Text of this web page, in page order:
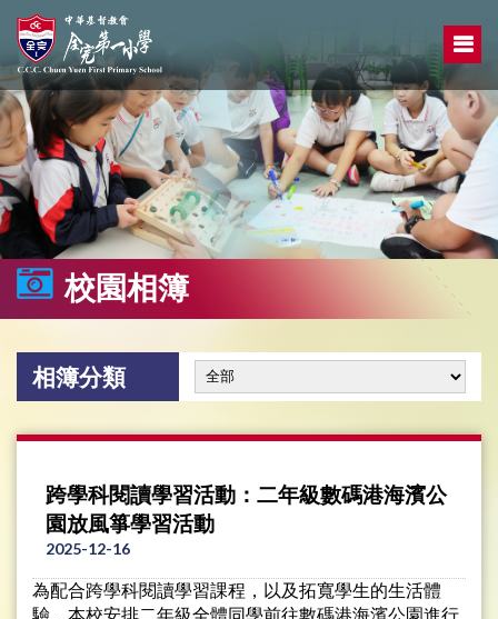
校園相簿
相簿分類
跨學科閱讀學習活動：二年級數碼港海濱公
園放風箏學習活動
2025-12-16
為配合跨學科閱讀學習課程，以及拓寬學生的生活體
驗，本校安排二年級全體同學前往數碼港海濱公園進行